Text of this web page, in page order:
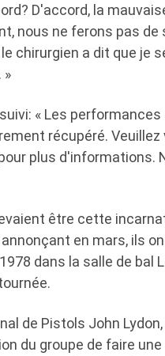
D'accord, la
nous ne ferons pas
chirurgien a dit que je
»
« Les
récupéré.
plus d'informations.
être cette
en mars, ils
dans la salle de bal
de Pistols John
du groupe de faire